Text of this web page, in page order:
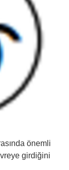
önemli
girdiğini